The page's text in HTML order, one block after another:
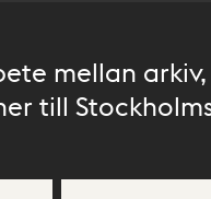
mellan
till